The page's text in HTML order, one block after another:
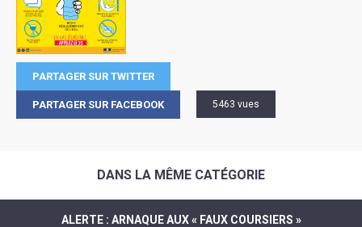
PARTAGER SUR TWITTER
PARTAGER SUR FACEBOOK 5463 vues
DANS LA MÊME CATÉGORIE
ALERTE : ARNAQUE AUX « FAUX COURSIERS »